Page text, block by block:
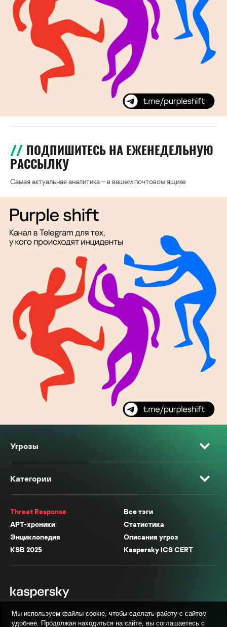
ПОДПИШИТЕСЬ НА ЕЖЕНЕДЕЛЬНУЮ
РАССЫЛКУ
Самая актуальная аналитика – в вашем почтовом ящике
Угрозы
Категории
Threat Response
Все тэги
APT-хроники
Статистика
Энциклопедия
Описания угроз
KSB 2025
Kaspersky ICS CERT
* Facebook, Instagram, WhatsApp, Meta AI принадлежат компании Meta,
признанной экстремистской организацией в России.
Мы используем файлы cookie, чтобы сделать работу с сайтом
удобнее. Продолжая находиться на сайте, вы соглашаетесь с